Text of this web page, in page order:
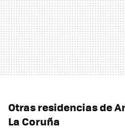
Otras residencias de
La Coruña